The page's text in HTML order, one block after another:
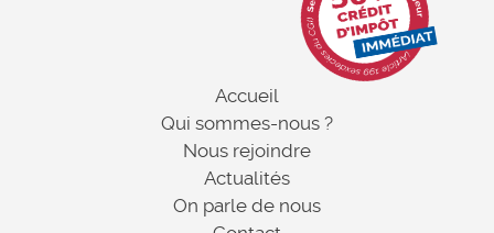
Accueil
Qui sommes-nous ?
Nous rejoindre
Actualités
On parle de nous